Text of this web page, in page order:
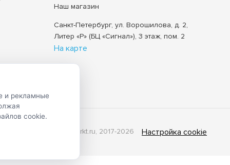
Наш магазин
Санкт-Петербург, ул. Ворошилова, д. 2,
Литер «Р» (БЦ «Сигнал»), 3 этаж, пом. 2
На карте
© Shveimarkt.ru, 2017-2026 Настройка cookie
и рекламные
cookie.